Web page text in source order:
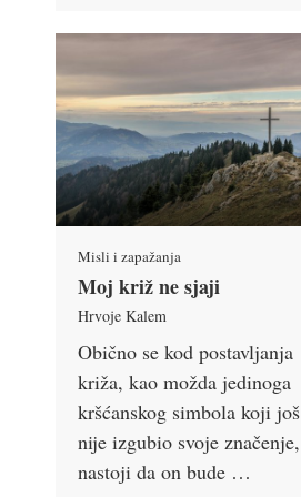
Misli i zapažanja
Moj križ ne sjaji
Hrvoje Kalem
Obično se kod postavljanja
križa, kao možda jedinoga
kršćanskog simbola koji još
nije izgubio svoje značenje,
nastoji da on bude …